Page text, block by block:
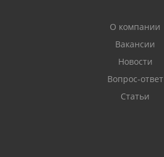
О компании
Вакансии
Новости
Вопрос-ответ
Статьи